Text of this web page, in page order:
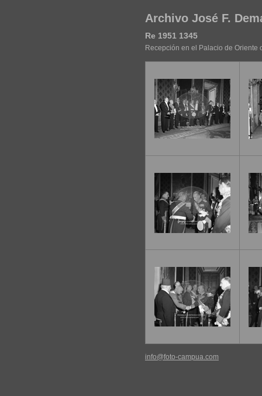
Archivo José F.
Re 1951 1345
Recepción en el Palacio de
info@foto-campua.com